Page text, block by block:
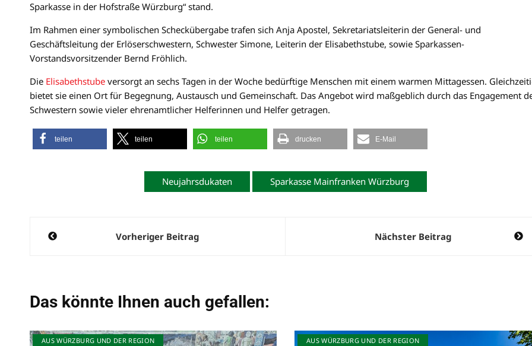
Sparkasse in der Hofstraße Würzburg“ stand.
Im Rahmen einer symbolischen Scheckübergabe trafen sich Anja Apostel, Sekretariatsleiterin der General- und
Geschäftsleitung der Erlöserschwestern, Schwester Simone, Leiterin der Elisabethstube, sowie Sparkassen-
Vorstandsvorsitzender Bernd Fröhlich.
Die Elisabethstube versorgt an sechs Tagen in der Woche bedürftige Menschen mit einem warmen Mittagessen.
bietet sie einen Ort für Begegnung, Austausch und Gemeinschaft. Das Angebot wird maßgeblich durch das Engagement
Schwestern sowie vieler ehrenamtlicher Helferinnen und Helfer getragen.
teilen teilen teilen drucken E-Mail
Neujahrsdukaten Sparkasse Mainfranken Würzburg
Beitragsnavigation
Vorheriger Beitrag Nächster Beitrag
Das könnte Ihnen auch gefallen:
AUS WÜRZBURG UND DER REGION AUS WÜRZBURG UND DER REGION